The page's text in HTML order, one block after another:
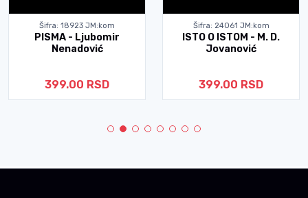
Šifra: 18923 JM:kom
PISMA - Ljubomir
Nenadović
399.00 RSD
Šifra: 24061 JM:kom
ISTO O ISTOM - M. D.
Jovanović
399.00 RSD